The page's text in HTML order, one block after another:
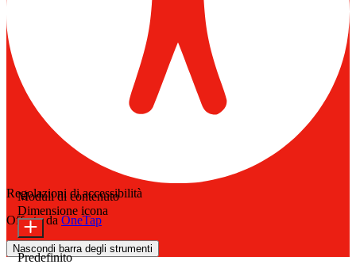
Regolazioni di accessibilità
Offerto da OneTap
Nascondi barra degli strumenti
Moduli di contenuto
Dimensione icona
Predefinito